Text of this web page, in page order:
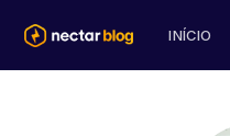
INÍCIO